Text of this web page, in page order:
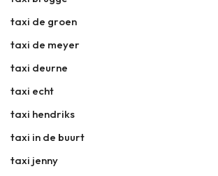
taxi de groen
taxi de meyer
taxi deurne
taxi echt
taxi hendriks
taxi in de buurt
taxi jenny